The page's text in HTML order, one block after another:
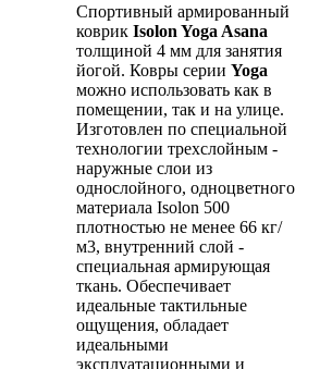
Спортивный армированный
коврик Isolon Yoga Asana
толщиной 4 мм для занятия
йогой. Ковры серии Yoga
можно использовать как в
помещении, так и на улице.
Изготовлен по специальной
технологии трехслойным -
наружные слои из
однослойного, одноцветного
материала Isolon 500
плотностью не менее 66 кг/
м3, внутренний слой -
специальная армирующая
ткань. Обеспечивает
идеальные тактильные
ощущения, обладает
идеальными
эксплуатационными и